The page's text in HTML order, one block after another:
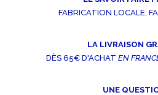
FABRICATION LOCALE,
LA LIVRAISON
DÈS 65€ D'ACHATEN
UNE